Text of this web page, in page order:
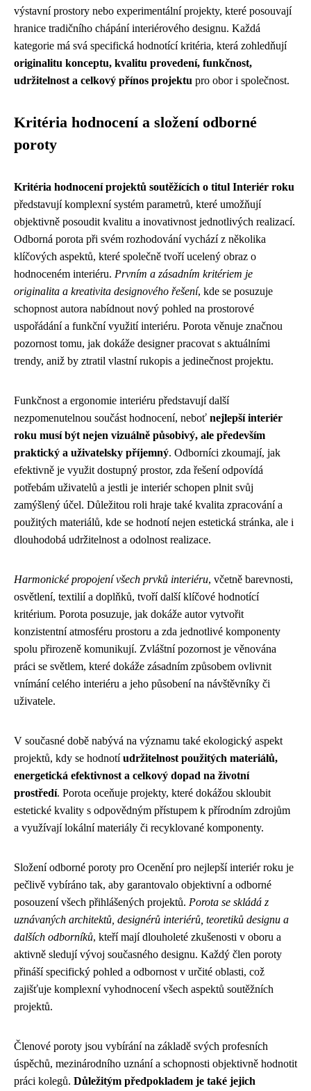
výstavní prostory nebo experimentální projekty, které posouvají
hranice tradičního chápání interiérového designu. Každá
kategorie má svá specifická hodnotící kritéria, která zohledňují
originalitu konceptu, kvalitu provedení, funkčnost,
udržitelnost a celkový přínos projektu pro obor i společnost.
Kritéria hodnocení a složení odborné
poroty
Kritéria hodnocení projektů soutěžících o titul Interiér roku
představují komplexní systém parametrů, které umožňují
objektivně posoudit kvalitu a inovativnost jednotlivých realizací.
Odborná porota při svém rozhodování vychází z několika
klíčových aspektů, které společně tvoří ucelený obraz o
hodnoceném interiéru. Prvním a zásadním kritériem je
originalita a kreativita designového řešení, kde se posuzuje
schopnost autora nabídnout nový pohled na prostorové
uspořádání a funkční využití interiéru. Porota věnuje značnou
pozornost tomu, jak dokáže designer pracovat s aktuálními
trendy, aniž by ztratil vlastní rukopis a jedinečnost projektu.
Funkčnost a ergonomie interiéru představují další
nezpomenutelnou součást hodnocení, neboť nejlepší interiér
roku musí být nejen vizuálně působivý, ale především
praktický a uživatelsky příjemný. Odborníci zkoumají, jak
efektivně je využit dostupný prostor, zda řešení odpovídá
potřebám uživatelů a jestli je interiér schopen plnit svůj
zamýšlený účel. Důležitou roli hraje také kvalita zpracování a
použitých materiálů, kde se hodnotí nejen estetická stránka, ale i
dlouhodobá udržitelnost a odolnost realizace.
Harmonické propojení všech prvků interiéru, včetně barevnosti,
osvětlení, textilií a doplňků, tvoří další klíčové hodnotící
kritérium. Porota posuzuje, jak dokáže autor vytvořit
konzistentní atmosféru prostoru a zda jednotlivé komponenty
spolu přirozeně komunikují. Zvláštní pozornost je věnována
práci se světlem, které dokáže zásadním způsobem ovlivnit
vnímání celého interiéru a jeho působení na návštěvníky či
uživatele.
V současné době nabývá na významu také ekologický aspekt
projektů, kdy se hodnotíudržitelnost použitých materiálů,
energetická efektivnost a celkový dopad na životní
prostředí. Porota oceňuje projekty, které dokážou skloubit
estetické kvality s odpovědným přístupem k přírodním zdrojům
a využívají lokální materiály či recyklované komponenty.
Složení odborné poroty pro Ocenění pro nejlepší interiér roku je
pečlivě vybíráno tak, aby garantovalo objektivní a odborné
posouzení všech přihlášených projektů. Porota se skládá z
uznávaných architektů, designérů interiérů, teoretiků designu a
dalších odborníků, kteří mají dlouholeté zkušenosti v oboru a
aktivně sledují vývoj současného designu. Každý člen poroty
přináší specifický pohled a odbornost v určité oblasti, což
zajišťuje komplexní vyhodnocení všech aspektů soutěžních
projektů.
Členové poroty jsou vybírání na základě svých profesních
úspěchů, mezinárodního uznání a schopnosti objektivně hodnotit
práci kolegů. Důležitým předpokladem je také jejich